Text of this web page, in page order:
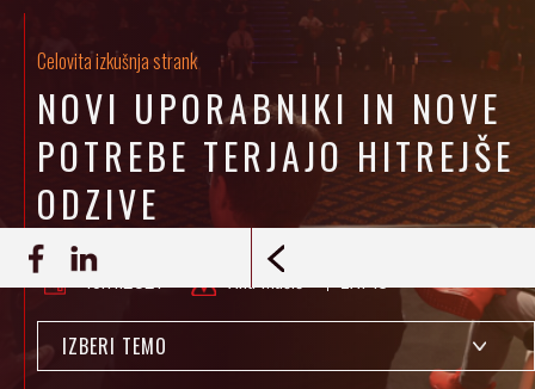
Celovita izkušnja strank
NOVI UPORABNIKI IN NOVE
POTREBE TERJAJO HITREJŠE
ODZIVE
15.11.2021 Ana Mušič
IZBERI TEMO